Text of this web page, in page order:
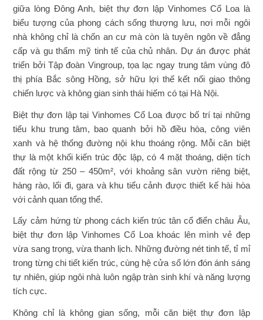
giữa lòng Đông Anh, biệt thự đơn lập Vinhomes Cổ Loa là
biểu tượng của phong cách sống thượng lưu, nơi mỗi ngôi
nhà không chỉ là chốn an cư mà còn là tuyên ngôn về đẳng
cấp và gu thẩm mỹ tinh tế của chủ nhân. Dự án được phát
triển bởi Tập đoàn Vingroup, tọa lạc ngay trung tâm vùng đô
thị phía Bắc sông Hồng, sở hữu lợi thế kết nối giao thông
chiến lược và không gian sinh thái hiếm có tại Hà Nội.
Biệt thự đơn lập tại Vinhomes Cổ Loa được bố trí tại những
tiểu khu trung tâm, bao quanh bởi hồ điều hòa, công viên
xanh và hệ thống đường nội khu thoáng rộng. Mỗi căn biệt
thự là một khối kiến trúc độc lập, có 4 mặt thoáng, diện tích
đất rộng từ 250 – 450m², với khoảng sân vườn riêng biệt,
hàng rào, lối đi, gara và khu tiểu cảnh được thiết kế hài hòa
với cảnh quan tổng thể.
Lấy cảm hứng từ phong cách kiến trúc tân cổ điển châu Âu,
biệt thự đơn lập Vinhomes Cổ Loa khoác lên mình vẻ đẹp
vừa sang trọng, vừa thanh lịch. Những đường nét tinh tế, tỉ mỉ
trong từng chi tiết kiến trúc, cùng hệ cửa sổ lớn đón ánh sáng
tự nhiên, giúp ngôi nhà luôn ngập tràn sinh khí và năng lượng
tích cực.
Không chỉ là không gian sống, mỗi căn biệt thự đơn lập